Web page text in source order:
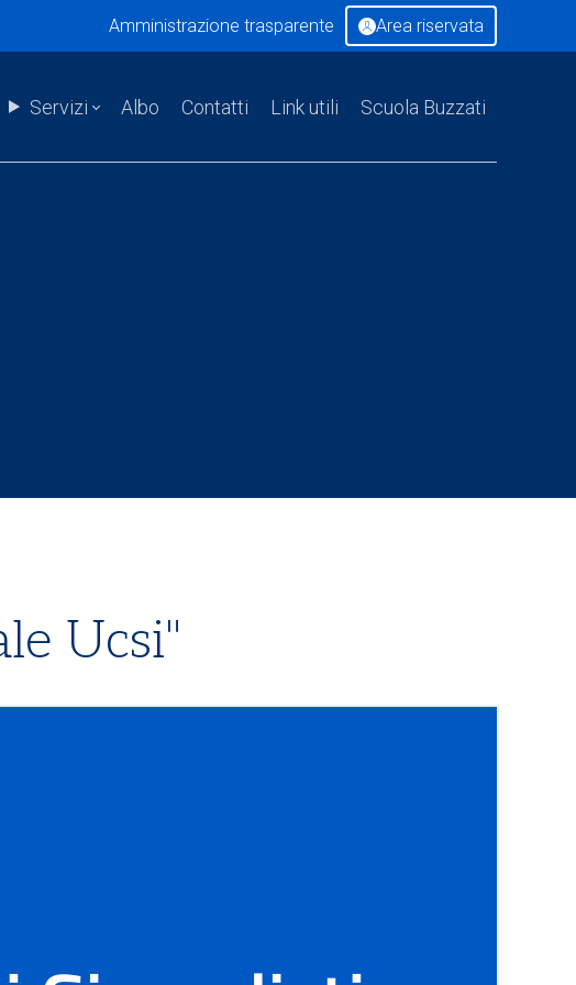
Amministrazione trasparente Area riservata
Servizi Albo Contatti Link utili Scuola Buzzati
Ucsi"